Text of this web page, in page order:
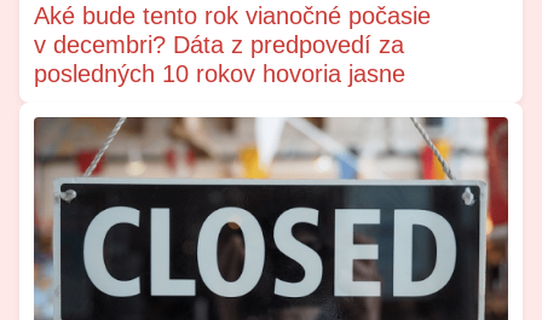
Aké bude tento rok vianočné počasie
v decembri? Dáta z predpovedí za
posledných 10 rokov hovoria jasne